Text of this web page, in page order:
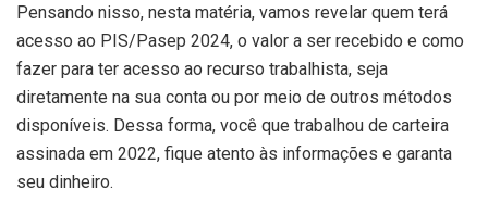
Pensando nisso, nesta matéria, vamos revelar quem terá
acesso ao PIS/Pasep 2024, o valor a ser recebido e como
fazer para ter acesso ao recurso trabalhista, seja
diretamente na sua conta ou por meio de outros métodos
disponíveis. Dessa forma, você que trabalhou de carteira
assinada em 2022, fique atento às informações e garanta
seu dinheiro.